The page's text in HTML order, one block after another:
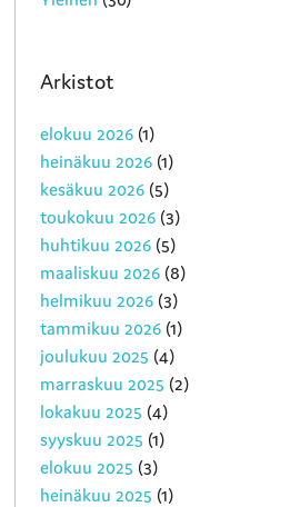
Arkistot
elokuu 2026 (1)
heinäkuu 2026 (1)
kesäkuu 2026 (5)
toukokuu 2026 (3)
huhtikuu 2026 (5)
maaliskuu 2026 (8)
helmikuu 2026 (3)
tammikuu 2026 (1)
joulukuu 2025 (4)
marraskuu 2025 (2)
lokakuu 2025 (4)
syyskuu 2025 (1)
elokuu 2025 (3)
heinäkuu 2025 (1)